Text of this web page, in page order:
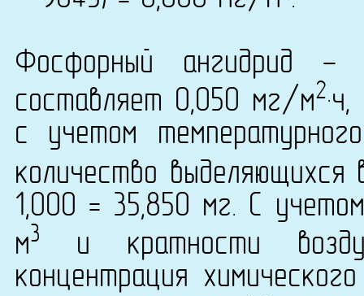
Фосфорный ангидрид -
составляет 0,050 мг/м2
с учетом
количество
1,000 = 35,850 мг. С
м3
и кратности
концентрация